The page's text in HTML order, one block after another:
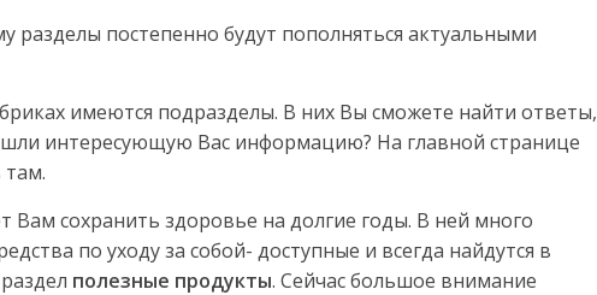
разделы постепенно будут пополняться актуальными
имеются подразделы. В них Вы сможете найти ответы,
интересующую Вас информацию? На главной странице
там.
Вам сохранить здоровье на долгие годы. В ней много
по уходу за собой- доступные и всегда найдутся в
полезные продукты. Сейчас большое внимание